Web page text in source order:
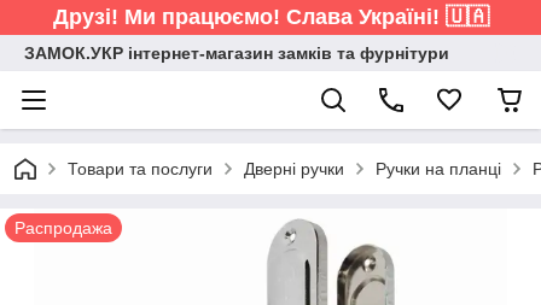
Друзі! Ми працюємо! Слава Україні! 🇺🇦
ЗАМОК.УКР інтернет-магазин замків та фурнітури
Товари та послуги Дверні ручки Ручки на планці
Распродажа